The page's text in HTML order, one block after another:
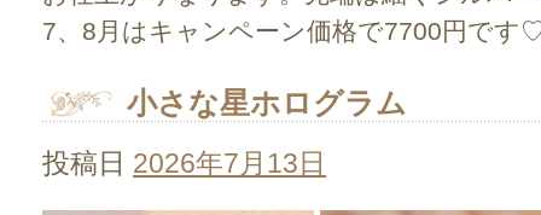
7、8月はキャンペーン価格で7700円です
小さな星ホログラム
投稿日 2026年7月13日